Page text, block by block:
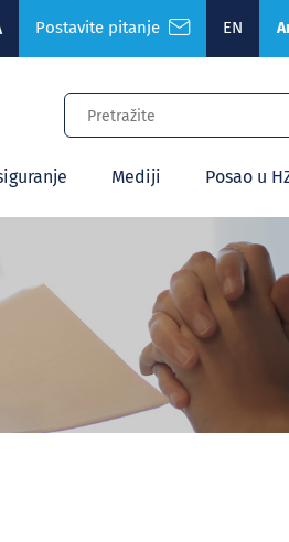
Postavite pitanje EN
Mediji Posao u